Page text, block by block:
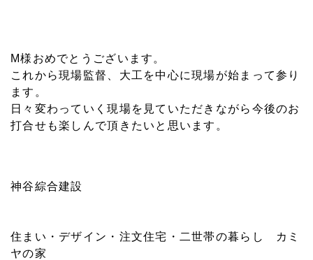
M様おめでとうございます。
これから現場監督、大工を中心に現場が始まって参り
ます。
日々変わっていく現場を見ていただきながら今後のお
打合せも楽しんで頂きたいと思います。
神谷綜合建設
住まい・デザイン・注文住宅・二世帯の暮らし カミ
ヤの家